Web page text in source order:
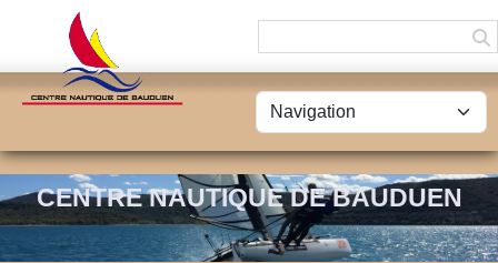
CENTRE NAUTIQUE DE BAUDUEN
Panneau de gestion des cookies